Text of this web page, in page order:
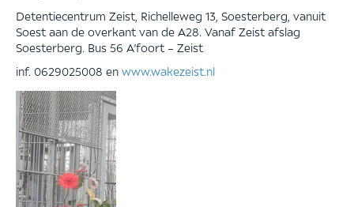
Detentiecentrum Zeist, Richelleweg 13, Soesterberg, vanuit
Soest aan de overkant van de A28. Vanaf Zeist afslag
Soesterberg. Bus 56 A’foort – Zeist
inf. 0629025008 en www.wakezeist.nl